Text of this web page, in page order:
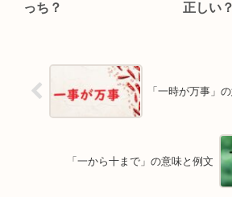
っち？
正しい？
「一時が万事」
「一から十まで」の意味と例文